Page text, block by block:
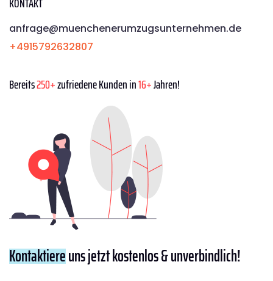
anfrage@muenchenerumzugsunternehmen.de
+4915792632807
Bereits250+zufriedene Kunden in16+Jahren!
Kontaktiereuns jetzt kostenlos & unverbindlich!